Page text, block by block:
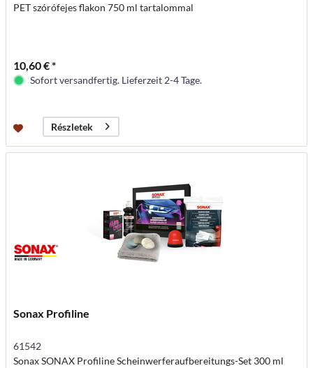
PET szórófejes flakon 750 ml tartalommal
10,60 € *
Sofort versandfertig. Lieferzeit 2-4 Tage.
Részletek
Sonax Profiline
61542
Sonax SONAX Profiline Scheinwerferaufbereitungs-Set 300 ml